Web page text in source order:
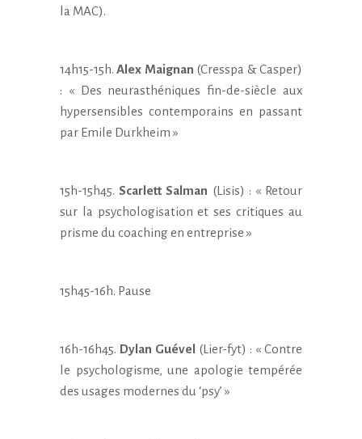
la MAC).
14h15-15h.Alex Maignan (Cresspa & Casper)
: « Des neurasthéniques fin-de-siècle aux
hypersensibles contemporains en passant
par Emile Durkheim »
15h-15h45.Scarlett Salman (Lisis) : « Retour
sur la psychologisation et ses critiques au
prisme du coaching en entreprise »
15h45-16h. Pause
16h-16h45. Dylan Guével (Lier-fyt) : « Contre
le psychologisme, une apologie tempérée
des usages modernes du ‘psy’ »